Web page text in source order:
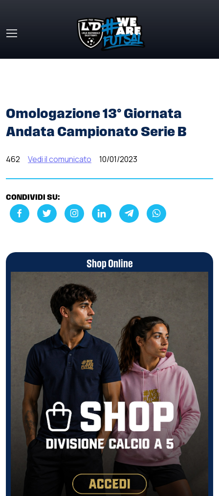
Omologazione 13° Giornata
Andata Campionato Serie B
462 Vedi il comunicato 10/01/2023
CONDIVIDI SU:
Shop Online